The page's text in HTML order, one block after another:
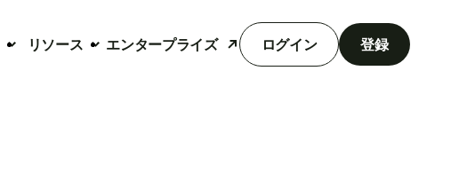
リソース エンタープライズ ログイン 登録